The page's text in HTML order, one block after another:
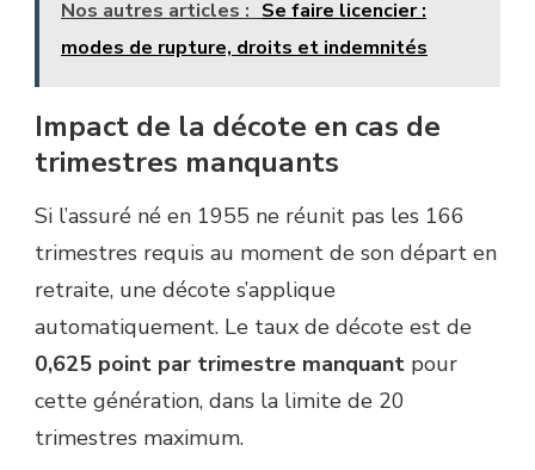
Nos autres articles : Se faire licencier :
modes de rupture, droits et indemnités
Impact de la décote en cas de
trimestres manquants
Si l’assuré né en 1955 ne réunit pas les 166
trimestres requis au moment de son départ en
retraite, une décote s’applique
automatiquement. Le taux de décote est de
0,625 point par trimestre manquant pour
cette génération, dans la limite de 20
trimestres maximum.